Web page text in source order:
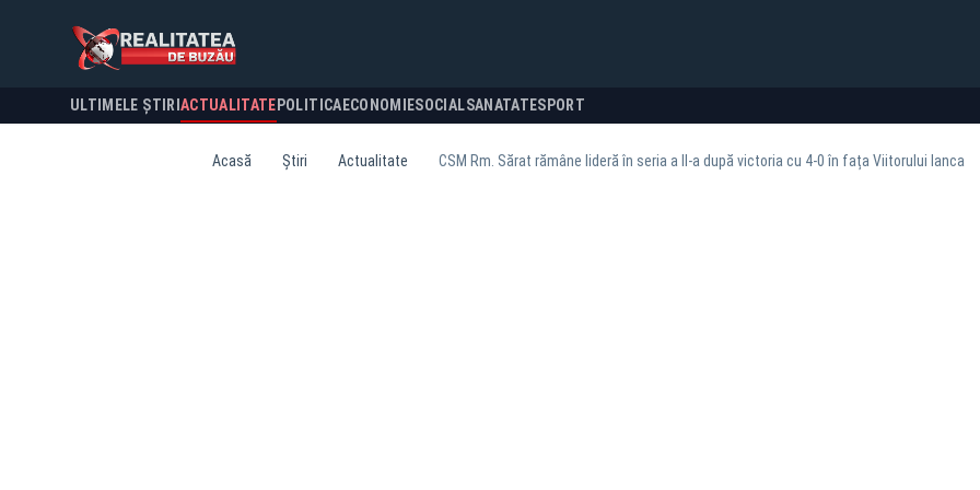
ULTIMELE ȘTIRI ACTUALITATE POLITICA ECONOMIESOCIALSANATATESPORT
Acasă Știri Actualitate CSM Rm. Sărat rămâne lideră în seria a II-a după victoria cu 4-0 în fața Viitorului Ianca